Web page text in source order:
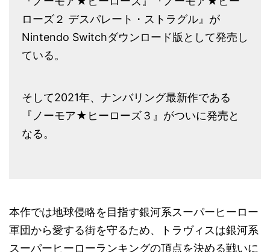
ローズ２ デスパレート・ストラグル』が
Nintendo Switchダウンロード版として発売し
ている。
そして2021年、ナンバリング最新作である
『ノーモア★ヒーローズ３』がついに発売と
なる。
本作では地球侵略を目指す銀河系スーパーヒーロー
軍団から愛する街を守るため、トラヴィスは銀河系
スーパーヒーローランキングの頂点を決める戦いに